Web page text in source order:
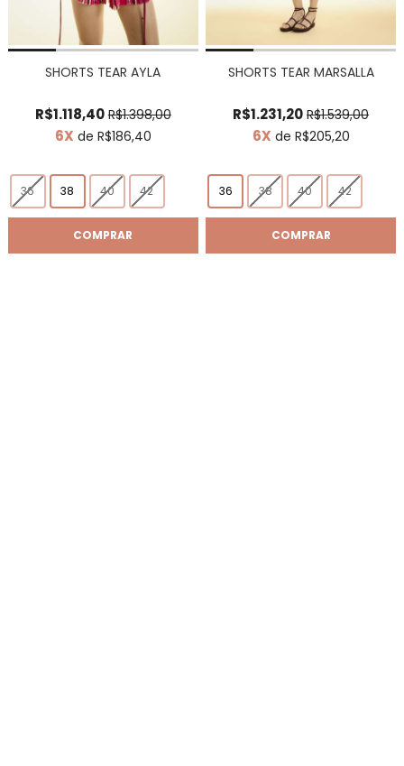
SHORTS TEAR AYLA
R$1.118,40 R$1.398,00
6X de R$186,40
36 38 40 42
COMPRAR
SHORTS TEAR MARSALLA
R$1.231,20 R$1.539,00
6X de R$205,20
36 38 40 42
COMPRAR